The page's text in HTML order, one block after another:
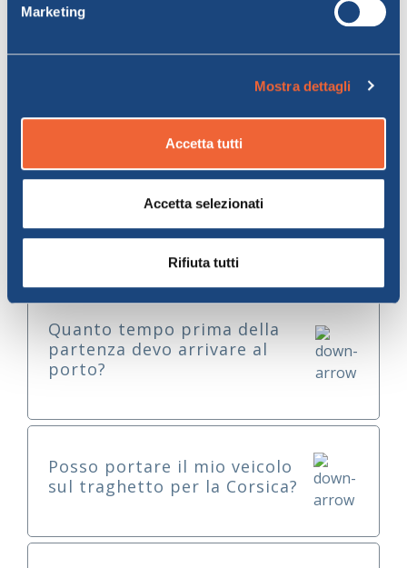
Marketing
Mostra dettagli
Accetta tutti
Accetta selezionati
Rifiuta tutti
che per lemoto
Domande Frequenti sui Traghetti
per la Corsica con Moby
Quali sono le principali rotte
per la Corsica con Moby?
Quanto tempo prima della
partenza devo arrivare al
porto?
Posso portare il mio veicolo
sul traghetto per la Corsica?